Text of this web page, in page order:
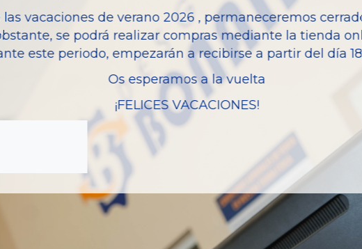
Combustible
Versión
Potencia
Modelo
Garantia
vacaciones de verano 2026 , permaneceremos
se podrá realizar compras mediante la tienda
este periodo, empezarán a recibirse a partir del día
Os esperamos a la vuelta
¡FELICES VACACIONES!